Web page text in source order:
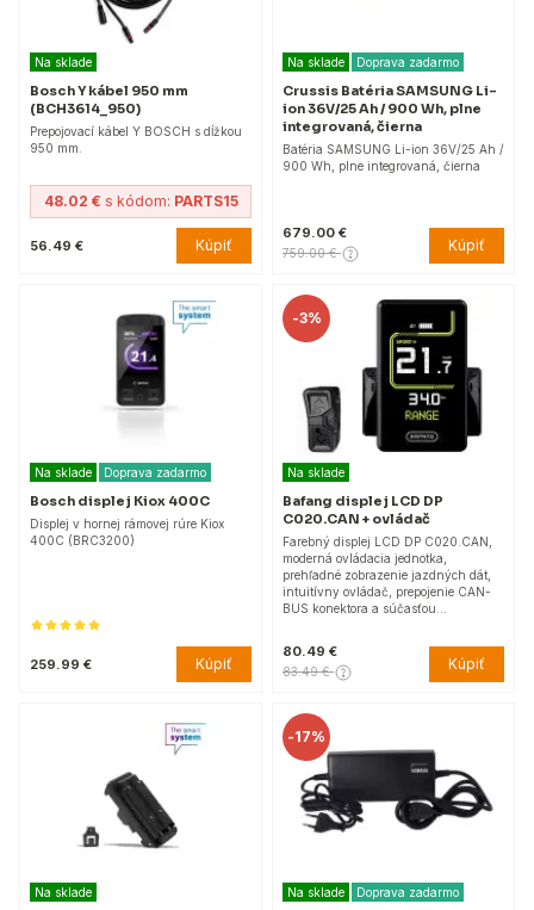
Na sklade
Bosch Y kábel 950 mm
(BCH3614_950)
Prepojovací kábel Y BOSCH s dĺžkou
950 mm.
48.02 € s kódom: PARTS15
56.49 € Kúpiť
Na sklade Doprava zadarmo
Crussis Batéria SAMSUNG Li-
ion 36V/25 Ah / 900 Wh, plne
integrovaná, čierna
Batéria SAMSUNG Li-ion 36V/25 Ah /
900 Wh, plne integrovaná, čierna
679.00 €
759.00 € Kúpiť
Na sklade Doprava zadarmo
Bosch displej Kiox 400C
Displej v hornej rámovej rúre Kiox
400C (BRC3200)
259.99 € Kúpiť
-3%
Na sklade
Bafang displej LCD DP
C020.CAN + ovládač
Farebný displej LCD DP C020.CAN,
moderná ovládacia jednotka,
prehľadné zobrazenie jazdných dát,
intuitívny ovládač, prepojenie CAN-
BUS konektora a súčasťou…
80.49 €
83.49 € Kúpiť
Na sklade
-17%
Na sklade Doprava zadarmo